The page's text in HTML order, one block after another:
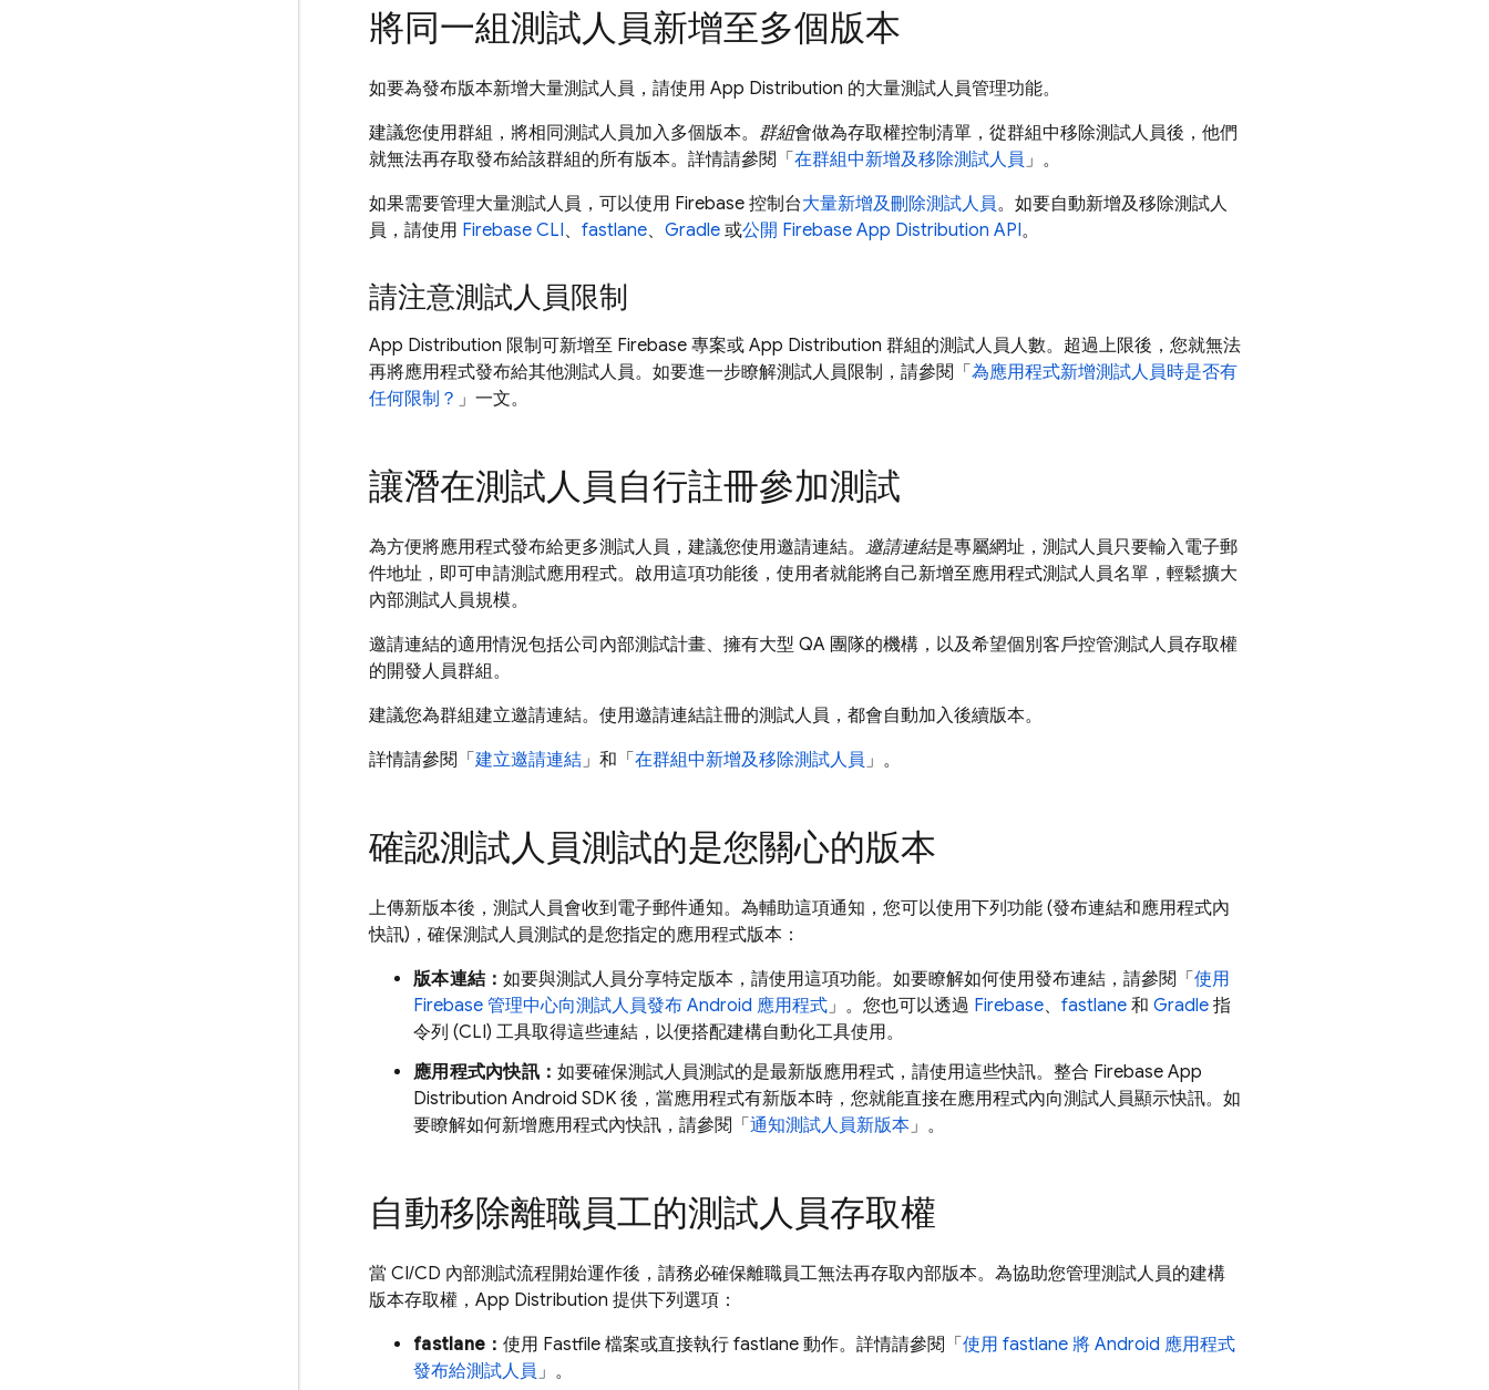
將同一組測試人員新增至多個版本
如要為發布版本新增大量測試人員，請使用 App Distribution 的大量測試人員管理功能。
建議您使用群組，將相同測試人員加入多個版本。 群組會做為存取權控制清單，從群組中移除測試人員後，他們
就無法再存取發布給該群組的所有版本。詳情請參閱「 在群組中新增及移除測試人員」。
如果需要管理大量測試人員，可以使用 Firebase 控制台大量新增及刪除測試人員。如要自動新增及移除測試人
員，請使用 Firebase CLI、 fastlane、 Gradle 或公開 Firebase App Distribution API。
請注意測試人員限制
App Distribution 限制可新增至 Firebase 專案或 App Distribution 群組的測試人員人數。超過上限後，您就無法
再將應用程式發布給其他測試人員。如要進一步瞭解測試人員限制，請參閱「 為應用程式新增測試人員時是否有
任何限制？ 」一文。
讓潛在測試人員自行註冊參加測試
為方便將應用程式發布給更多測試人員，建議您使用邀請連結。 邀請連結是專屬網址，測試人員只要輸入電子郵
件地址，即可申請測試應用程式。啟用這項功能後，使用者就能將自己新增至應用程式測試人員名單，輕鬆擴大
內部測試人員規模。
邀請連結的適用情況包括公司內部測試計畫、擁有大型 QA 團隊的機構，以及希望個別客戶控管測試人員存取權
的開發人員群組。
建議您為群組建立邀請連結。使用邀請連結註冊的測試人員，都會自動加入後續版本。
詳情請參閱「 建立邀請連結」和「 在群組中新增及移除測試人員」。
確認測試人員測試的是您關心的版本
上傳新版本後，測試人員會收到電子郵件通知。為輔助這項通知，您可以使用下列功能 (發布連結和應用程式內
快訊)，確保測試人員測試的是您指定的應用程式版本：
版本連結：如要與測試人員分享特定版本，請使用這項功能。如要瞭解如何使用發布連結，請參閱「使用
Firebase 管理中心向測試人員發布 Android 應用程式」。您也可以透過 Firebase、 fastlane 和 Gradle 指
令列 (CLI) 工具取得這些連結，以便搭配建構自動化工具使用。
應用程式內快訊： 如要確保測試人員測試的是最新版應用程式，請使用這些快訊。整合 Firebase App
Distribution Android SDK 後，當應用程式有新版本時，您就能直接在應用程式內向測試人員顯示快訊。如
要瞭解如何新增應用程式內快訊，請參閱「 通知測試人員新版本」。
自動移除離職員工的測試人員存取權
當 CI/CD 內部測試流程開始運作後，請務必確保離職員工無法再存取內部版本。為協助您管理測試人員的建構
版本存取權， App Distribution 提供下列選項：
fastlane：使用 Fastfile 檔案或直接執行 fastlane 動作。詳情請參閱「使用 fastlane 將 Android 應用程式
發布給測試人員」。